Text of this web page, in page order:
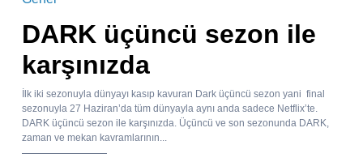
DARK üçüncü sezon ile
karşınızda
İlk iki sezonuyla dünyayı kasıp kavuran Dark üçüncü sezon yani final
sezonuyla 27 Haziran’da tüm dünyayla aynı anda sadece Netflix’te.
DARK üçüncü sezon ile karşınızda. Üçüncü ve son sezonunda DARK,
zaman ve mekan kavramlarının...